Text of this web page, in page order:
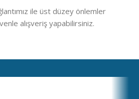
ile üst düzey önlemler
alışveriş yapabilirsiniz.